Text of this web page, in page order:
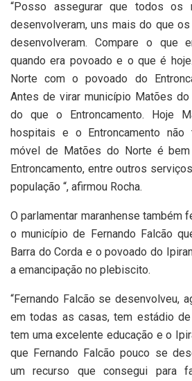
“Posso assegurar que todos os
desenvolveram, uns mais do que
desenvolveram. Compare o que
quando era povoado e o que é
Norte com o povoado do
Antes de virar município Matões
do que o Entroncamento. Hoje
hospitais e o Entroncamento não
móvel de Matões do Norte é
Entroncamento, entre outros
população “, afirmou Rocha.
O parlamentar maranhense também
o município de Fernando Falcão
Barra do Corda e o povoado do
a emancipação no plebiscito.
“Fernando Falcão se desenvolveu,
em todas as casas, tem estádio
tem uma excelente educação e o
que Fernando Falcão pouco se
um recurso que consegui para